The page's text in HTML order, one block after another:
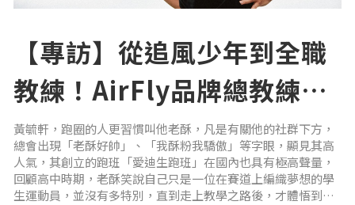
【專訪】從追風少年到全職
教練！AirFly品牌總教練黃
毓軒的「浪漫」跑步人生
黃毓軒，跑圈的人更習慣叫他老酥，凡是有關他的社群下方，
總會出現「老酥好帥」、「我酥粉我驕傲」等字眼，顯見其高
人氣，其創立的跑班「愛迪生跑班」在國內也具有極高聲量，
回顧高中時期，老酥笑說自己只是一位在賽道上編織夢想的學
生運動員，並沒有多特別，直到走上教學之路後，才體悟到用